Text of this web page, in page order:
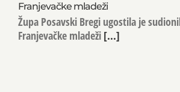
Franjevačke mladeži
Župa Posavski Bregi ugostila je
Franjevačke mladeži [...]